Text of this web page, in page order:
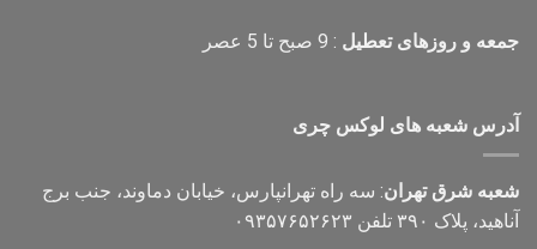
جمعه و روزهای تعطیل : 9 صبح تا 5 عصر
آدرس شعبه های لوکس چری
شعبه شرق تهران: سه راه تهرانپارس، خیابان دماوند، جنب برج
آناهید، پلاک ۳۹۰ تلفن ۰۹۳۵۷۶۵۲۶۲۳